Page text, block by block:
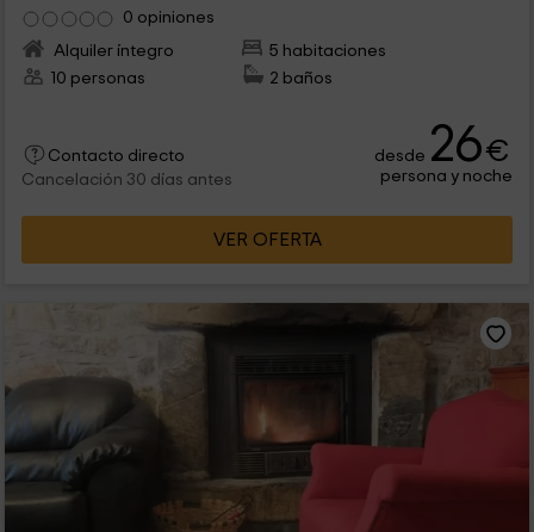
0 opiniones
Alquiler íntegro
5 habitaciones
10 personas
2 baños
Contacto directo
Cancelación 30 días antes
desde 26€
persona y noche
VER OFERTA